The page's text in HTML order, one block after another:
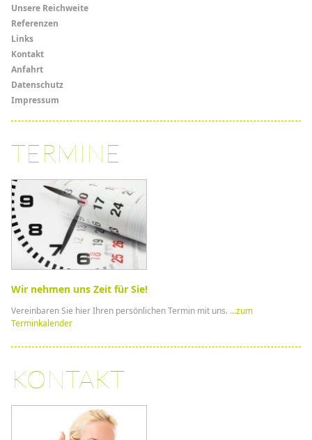
Menü
Links
Unsere Reichweite
Referenzen
Links
Kontakt
Anfahrt
Datenschutz
Impressum
TERMINE
Wir nehmen uns Zeit für Sie!
Vereinbaren Sie hier Ihren persönlichen Termin mit uns. ...zum
Terminkalender
KONTAKT